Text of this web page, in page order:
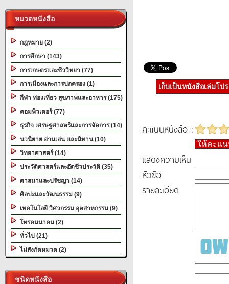
หมวดหนังสือ
กฎหมาย (2)
การศึกษา (143)
การเกษตรและชีววิทยา (77)
การเมืองและการปกครอง (1)
กีฬา ท่องเที่ยว สุขภาพและอาหาร (175)
คอมพิวเตอร์ (77)
ธุรกิจ เศรษฐศาสตร์และการจัดการ (14)
นวนิยาย อ่านเล่น และนิทาน (10)
วิทยาศาสตร์ (14)
ประวัติศาสตร์และอัตชีวประวัติ (35)
ศาสนาและปรัชญา (14)
ศิลปะและวัฒนธรรม (9)
เทคโนโลยี วิศวกรรม อุตสาหกรรม (9)
โทรคมนาคม (2)
ทั่วไป (21)
ไม่สังกัดหมวด (2)
ชนิดหนังสือ
เก็บเป็นหนังสือเล่มโป
คะแนนหนังสือ :
ให้คะแ
แสดงความเห็น
หัวข้อ
รายละเอียด